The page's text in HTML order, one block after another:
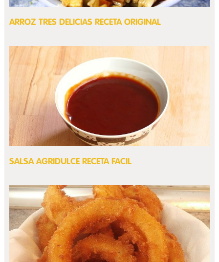
ARROZ TRES DELICIAS RECETA ORIGINAL
SALSA AGRIDULCE RECETA FACIL